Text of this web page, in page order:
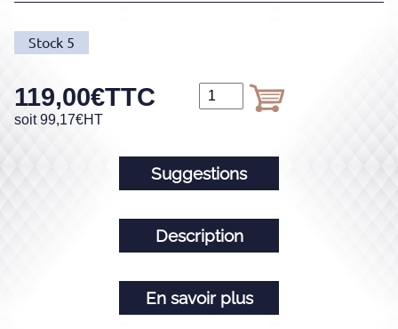
Stock 5
119,00€TTC
soit 99,17€HT
Suggestions
Description
En savoir plus